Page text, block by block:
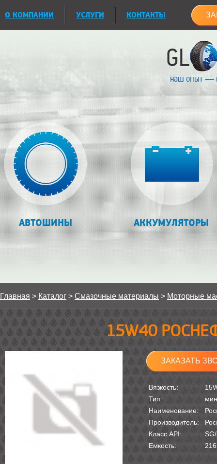
О КОМПАНИИ УСЛУГИ КОНТАКТЫ
наш опыт —
АВТОШИНЫ АККУМУЛЯТОРЫ
Главная > Каталог > Смазочные материалы > Моторные
15W40
ЗАКАЗАТЬ
Вязкость:
Тип:
Наименование:
Производитель:
Класс API:
Емкость: